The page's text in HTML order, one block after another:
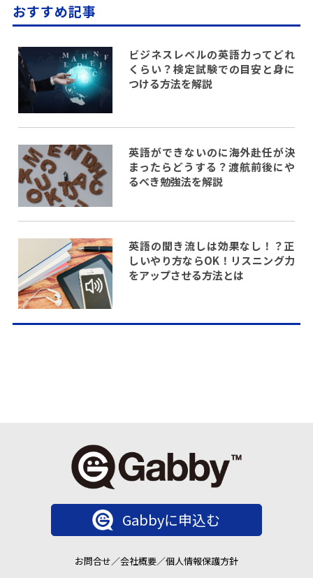
おすすめ記事
ビジネスレベルの英語力ってどれ
くらい？検定試験での目安と身に
つける方法を解説
英語ができないのに海外赴任が決
まったらどうする？渡航前後にや
るべき勉強法を解説
英語の聞き流しは効果なし！？正
しいやり方ならOK！リスニング力
をアップさせる方法とは
Gabbyに申込む
お問合せ／会社概要／個人情報保護方針